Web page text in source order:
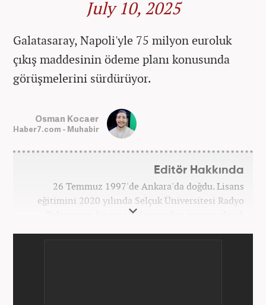
July 10, 2025
Galatasaray, Napoli'yle 75 milyon euroluk
çıkış maddesinin ödeme planı konusunda
görüşmelerini sürdürüyor.
Osman Kocaer
Haber7.com - Muhabir
Editör Hakkında
26 Temmuz 1997'de Ankara'da doğdu. Lisans
eğitimini 2020 yılında Selçuk Üniversitesi Radyo
Televizyon Sinema bölümünden mezun olarak